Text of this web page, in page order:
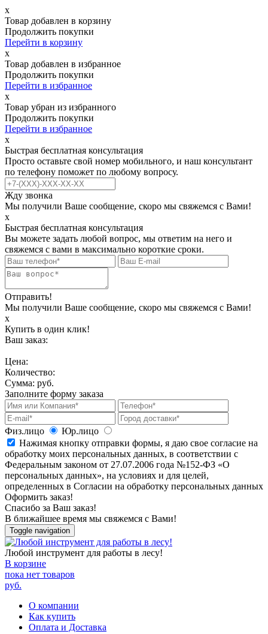
х
Товар добавлен в корзину
Продолжить покупки
Перейти в корзину
х
Товар добавлен в избранное
Продолжить покупки
Перейти в избранное
х
Товар убран из избранного
Продолжить покупки
Перейти в избранное
х
Быстрая бесплатная консультация
Просто оставьте свой номер мобильного, и наш консультант
по телефону поможет по любому вопросу.
Жду звонка
Мы получили Ваше сообщение, скоро мы свяжемся с Вами!
х
Быстрая бесплатная консультация
Вы можете задать любой вопрос, мы ответим на него и
свяжемся с вами в максимально короткие сроки.
Отправить!
Мы получили Ваше сообщение, скоро мы свяжемся с Вами!
х
Купить в один клик!
Ваш заказ:
Цена:
Количество:
Сумма: руб.
Заполните форму заказа
Физ.лицо
Юр.лицо
Нажимая кнопку отправки формы, я даю свое согласие на
обработку моих персональных данных, в соответствии с
Федеральным законом от 27.07.2006 года №152-ФЗ «О
персональных данных», на условиях и для целей,
определенных в Согласии на обработку персональных данных
Оформить заказ!
Спасибо за Ваш заказ!
В ближайшее время мы свяжемся с Вами!
Toggle navigation
Любой инструмент для работы в лесу!
В корзине
пока нет товаров
руб.
О компании
Как купить
Оплата и Доставка